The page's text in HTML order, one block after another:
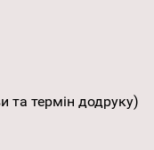
та термін додруку)